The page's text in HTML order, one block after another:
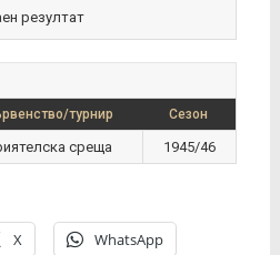
резултат
турнир Сезон
среща 1945/46
X WhatsApp